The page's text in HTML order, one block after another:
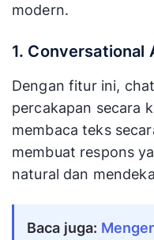
modern.
1. Conversational
Dengan fitur ini,
percakapan secara
membaca teks
membuat respons
natural dan
Baca juga: